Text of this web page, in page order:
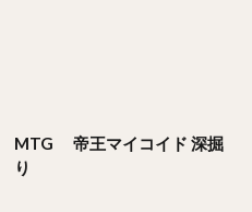
MTG 帝王マイコイド 深掘
り